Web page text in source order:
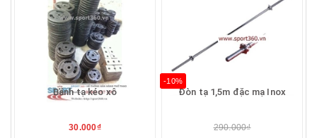
Bánh tạ kéo xô
30.000₫
-10%
Đòn tạ 1,5m đặc mạ Inox
290.000₫